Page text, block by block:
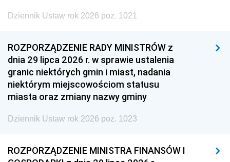
Dziennik Ustaw rok 2026 poz. 1021
ROZPORZĄDZENIE RADY MINISTRÓW z
dnia 29 lipca 2026 r. w sprawie ustalenia
granic niektórych gmin i miast, nadania
niektórym miejscowościom statusu
miasta oraz zmiany nazwy gminy
Dziennik Ustaw rok 2026 poz. 1023
ROZPORZĄDZENIE MINISTRA FINANSÓW I